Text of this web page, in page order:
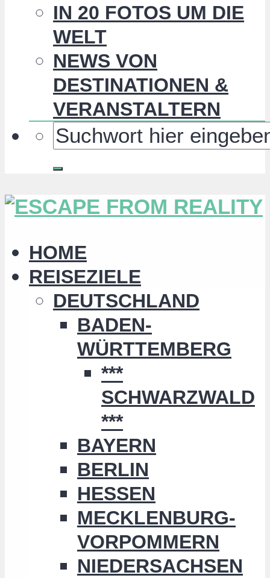
IN 20 FOTOS UM DIE
WELT
NEWS VON
DESTINATIONEN &
VERANSTALTERN
HOME
REISEZIELE
DEUTSCHLAND
BADEN-
WÜRTTEMBERG
***
SCHWARZWALD
***
BAYERN
BERLIN
HESSEN
MECKLENBURG-
VORPOMMERN
NIEDERSACHSEN